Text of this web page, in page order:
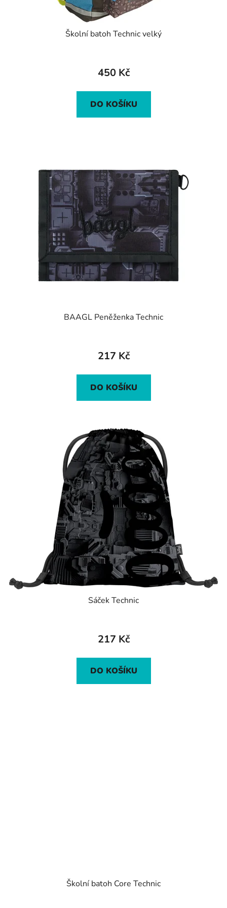
Školní batoh Technic velký
450 Kč
DO KOŠÍKU
BAAGL Peněženka Technic
217 Kč
DO KOŠÍKU
Sáček Technic
217 Kč
DO KOŠÍKU
Školní batoh Core Technic